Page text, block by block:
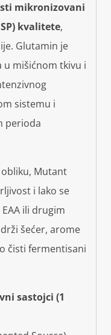
mikronizovani
kvalitete,
Glutamin je
u mišićnom tkivu i
sistemu i
perioda
Mutant
i lako se
ili drugim
šećer, arome
čisti fermentisani
sastojci (1